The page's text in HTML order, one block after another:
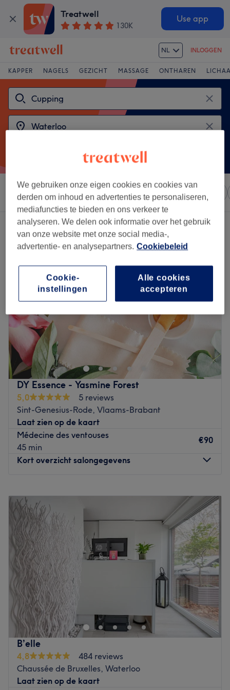
Treatwell
130K
Use app
NL INLOGGEN
KAPPER NAGELS GEZICHT MASSAGE ONTHAREN
Sorteer op Elke prijs Salons Expresaanbiedingen
2 salons met:cupping in de buurt van Waterloo
DY Essence - Yasmine Forest
5,0
5 reviews
Sint-Genesius-Rode, Vlaams-Brabant
Laat zien op de kaart
Médecine des ventouses
45 min
€90
Kort overzicht salongegevens
Dinsdag
Gesloten
Woensdag
Gesloten
Donderdag
14:00–20:00
Vrijdag
Gesloten
Zaterdag
14:00–20:00
Zondag
Gesloten
Yasmine Dôme est un institut de beauté installé à
Bruxelles. Profitez d'un moment rien qu'à vous grâce à
des soins sur mesure effectués avec professionnalisme.
Que ce soit pour une pause bien-être rapide ou une
journée de cocooning, le salon met l'accent sur les soins
et garantit une expérience mémorable.
Transport public le plus proche
L'arrêt de bus SAINT-GILLES Porte de Hal Metro est à
deux minutes à pied du salon.
B’elle
4,8
484 reviews
Chaussée de Bruxelles, Waterloo
Laat zien op de kaart
We gebruiken onze eigen cookies en cookies van
derden om inhoud en advertenties te personaliseren,
mediafuncties te bieden en ons verkeer te
analyseren. We delen ook informatie over het gebruik
van onze website met onze social media-,
advertentie- en analysepartners. Cookiebeleid
Alle cookies
accepteren
Cookie-
instellingen